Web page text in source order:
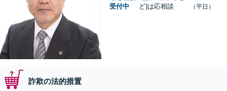
受付中
ど)は応相談
（平日）
詐欺の法的措置